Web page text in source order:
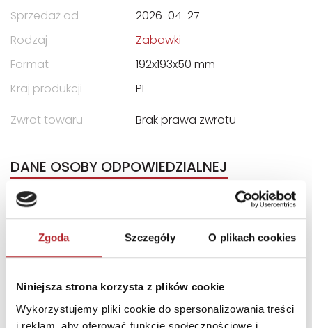
Zgoda Szczegóły O plikach cookies
Niniejsza strona korzysta z plików cookie
Wykorzystujemy pliki cookie do spersonalizowania treści
i reklam, aby oferować funkcje społecznościowe i
Sprzedaż od
2026-04-27
Rodzaj
Zabawki
Format
192x193x50 mm
Kraj produkcji
PL
Zwrot towaru
Brak prawa zwrotu
DANE OSOBY ODPOWIEDZIALNEJ
Nazwa
DZIEWIĄTKOWSKI
ul. Wręczycka 68
Miasto
Częstochowa
E-mail
biuro@adamigo.pl